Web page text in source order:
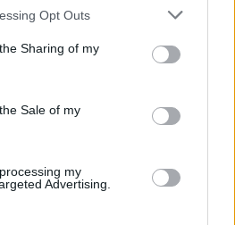
app uses one or more Google
usage behaviour. You may click to
and its third-party tags to
purposes in below Google
Opt Outs
Sharing of my
Sale of my
my
Advertising.
spiegazioni visive per il tifoso
unico: una stagione
al Chieri e ciclista urbano.